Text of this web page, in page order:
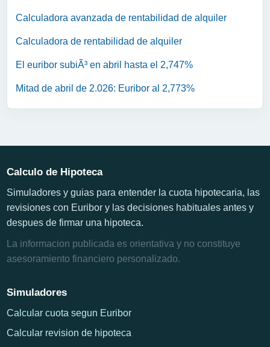
Calculadora avanzada de rentabilidad de alquiler
Calculadora de rentabilidad de alquiler
El euribor subiÃ³ en abril hasta el 2,747%
Mitad de abril de 2.026: Euribor al 2,773%
Calculo de Hipoteca
Simuladores y guias para entender la cuota hipotecaria, las
revisiones con Euribor y las decisiones habituales antes y
despues de firmar una hipoteca.
La informacion publicada es orientativa y no constituye
asesoramiento financiero personalizado.
Simuladores
Calcular cuota segun Euribor
Calcular revision de hipoteca